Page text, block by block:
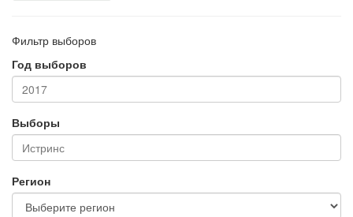
Фильтр выборов
Год выборов
Выборы
Регион